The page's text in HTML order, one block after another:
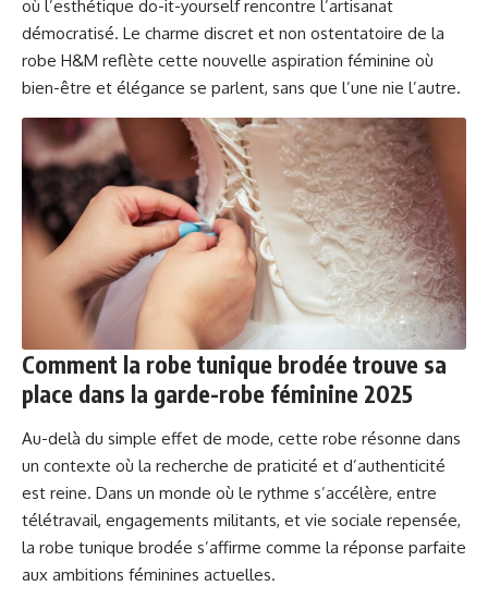
où l’esthétique do-it-yourself rencontre l’artisanat
démocratisé. Le charme discret et non ostentatoire de la
robe H&M reflète cette nouvelle aspiration féminine où
bien-être et élégance se parlent, sans que l’une nie l’autre.
Comment la robe tunique brodée trouve sa
place dans la garde-robe féminine 2025
Au-delà du simple effet de mode, cette robe résonne dans
un contexte où la recherche de praticité et d’authenticité
est reine. Dans un monde où le rythme s’accélère, entre
télétravail, engagements militants, et vie sociale repensée,
la robe tunique brodée s’affirme comme la réponse parfaite
aux ambitions féminines actuelles.